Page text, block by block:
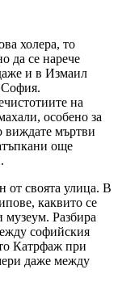
холера, то
да се нарече
и в Измаил
София.
на
особено за
виждате мъртви
още
от своята улица. В
каквито се
музеум. Разбира
софийския
Катрфаж при
даже между